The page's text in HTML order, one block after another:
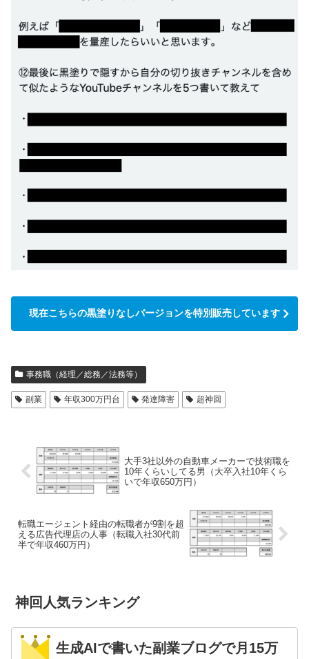
現在こちらの黒塗りなしバージョンを特別販売しています
事務職（経理／総務／法務等）
副業 年収300万円台 発達障害 超神回
大手3社以外の自動車メーカーで技術職を
10年くらいしてる男（大卒入社10年くら
いで年収650万円）
転職エージェント経由の転職者が9割を超
える広告代理店の人事（転職入社30代前
半で年収460万円）
神回人気ランキング
生成AIで書いた副業ブログで月15万